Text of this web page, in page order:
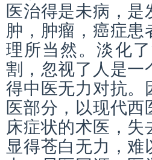
医治得是未病，
肿，肿瘤，癌症
理所当然。淡化
割，忽视了人是
得中医无力对抗
医部分，以现代
床症状的术医，
显得苍白无力，